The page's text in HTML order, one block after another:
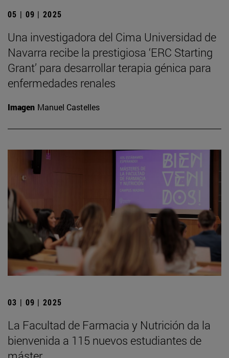
05 | 09 | 2025
Una investigadora del Cima Universidad de
Navarra recibe la prestigiosa ‘ERC Starting
Grant’ para desarrollar terapia génica para
enfermedades renales
Imagen Manuel Castelles
03 | 09 | 2025
La Facultad de Farmacia y Nutrición da la
bienvenida a 115 nuevos estudiantes de